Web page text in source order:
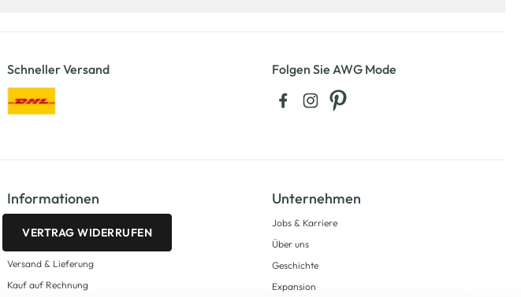
Schneller Versand Folgen Sie AWG Mode
Informationen
VERTRAG WIDERRUFEN
Versand & Lieferung
Kauf auf Rechnung
Unternehmen
Jobs & Karriere
Über uns
Geschichte
Expansion